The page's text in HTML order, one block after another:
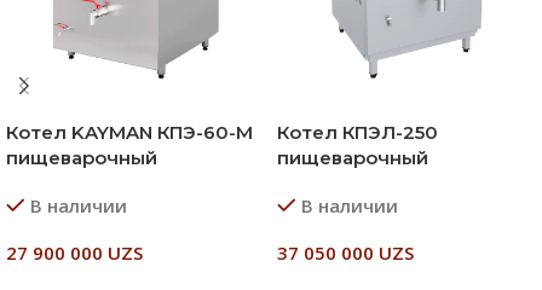
Котел KAYMAN КПЭ-60-М
пищеварочный
В наличии
27 900 000 UZS
Котел КПЭЛ-250
пищеварочный
В наличии
37 050 000 UZS